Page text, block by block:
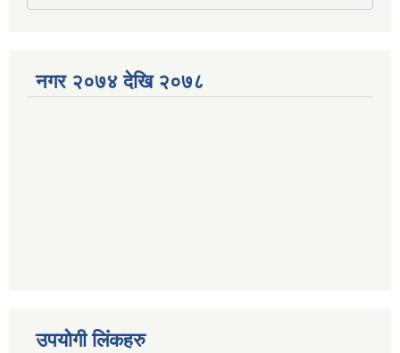
नगर २०७४ देखि २०७८
उपयोगी लिंकहरु